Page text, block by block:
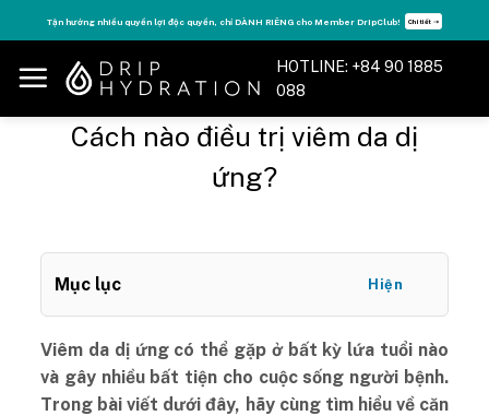
to
content
Tận hưởng nhiều quyền lợi độc quyền, chỉ DÀNH RIÊNG cho Member DripClub! Chi tiết ➝
HOTLINE: +84 90 1885
088
Cách nào điều trị viêm da dị
ứng?
Mục lục Hiện
Viêm da dị ứng có thể gặp ở bất kỳ lứa tuổi nào
và gây nhiều bất tiện cho cuộc sống người bệnh.
Trong bài viết dưới đây, hãy cùng tìm hiểu về căn